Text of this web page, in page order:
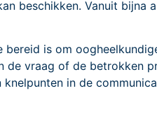
beschikken. Vanuit bijna
is om
vraag of de betrokken
in de